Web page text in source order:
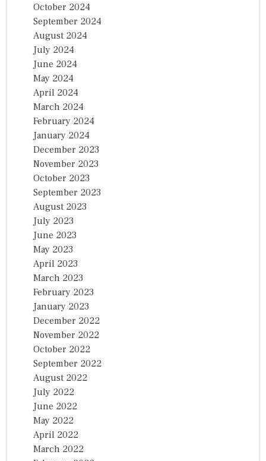
October 2024
September 2024
August 2024
July 2024
June 2024
May 2024
April 2024
March 2024
February 2024
January 2024
December 2023
November 2023
October 2023
September 2023
August 2023
July 2023
June 2023
May 2023
April 2023
March 2023
February 2023
January 2023
December 2022
November 2022
October 2022
September 2022
August 2022
July 2022
June 2022
May 2022
April 2022
March 2022